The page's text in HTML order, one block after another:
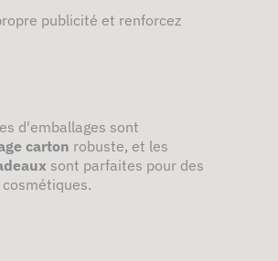
publicité et renforcez
d'emballages sont
carton robuste, et les
sont parfaites pour des